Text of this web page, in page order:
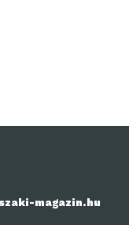
magazin.hu